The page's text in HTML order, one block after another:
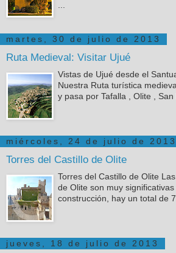
martes, 30 de julio de 2013
Ruta Medieval: Visitar Ujué
Vistas de Ujué desde el
Nuestra Ruta turística
y pasa por Tafalla , Olite , San
miércoles, 24 de julio de 2013
Torres del Castillo de Olite
Torres del Castillo de Olite
de Olite son muy significativas
construcción, hay un total de 7
jueves, 18 de julio de 2013